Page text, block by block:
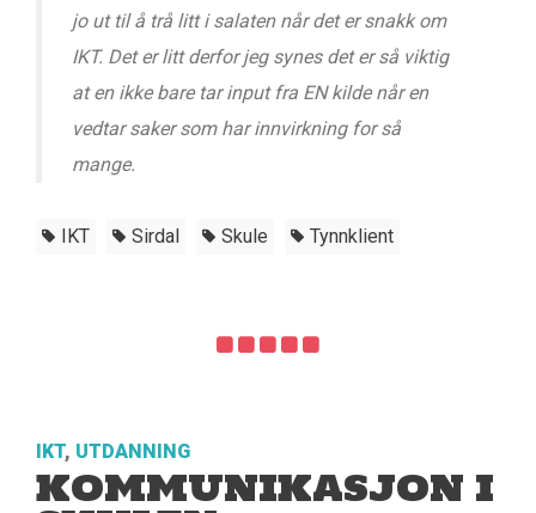
jo ut til å trå litt i salaten når det er snakk om
IKT. Det er litt derfor jeg synes det er så viktig
at en ikke bare tar input fra EN kilde når en
vedtar saker som har innvirkning for så
mange.
IKT Sirdal Skule Tynnklient
IKT, UTDANNING
KOMMUNIKASJON I